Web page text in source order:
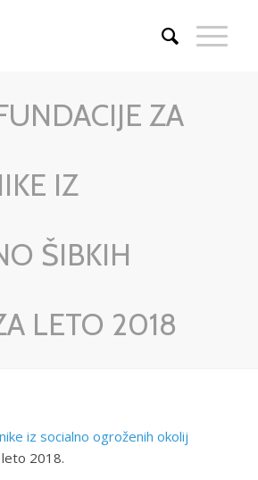
ZA
IZ
ŠIBKIH
LETO 2018
iz socialno ogroženih okolij
2018.